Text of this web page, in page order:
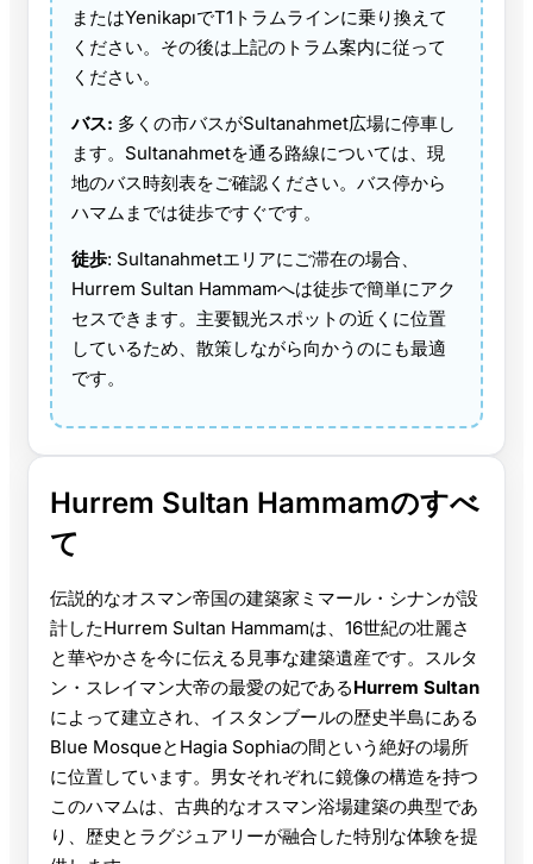
またはYenikapıでT1トラムラインに乗り換えて
ください。その後は上記のトラム案内に従って
ください。
バス: 多くの市バスがSultanahmet広場に停車し
ます。Sultanahmetを通る路線については、現
地のバス時刻表をご確認ください。バス停から
ハマムまでは徒歩ですぐです。
徒歩: Sultanahmetエリアにご滞在の場合、
Hurrem Sultan Hammamへは徒歩で簡単にアク
セスできます。主要観光スポットの近くに位置
しているため、散策しながら向かうのにも最適
です。
Hurrem Sultan Hammamのすべ
て
伝説的なオスマン帝国の建築家ミマール・シナンが設
計したHurrem Sultan Hammamは、16世紀の壮麗さ
と華やかさを今に伝える見事な建築遺産です。スルタ
ン・スレイマン大帝の最愛の妃であるHurrem Sultan
によって建立され、イスタンブールの歴史半島にある
Blue MosqueとHagia Sophiaの間という絶好の場所
に位置しています。男女それぞれに鏡像の構造を持つ
このハマムは、古典的なオスマン浴場建築の典型であ
り、歴史とラグジュアリーが融合した特別な体験を提